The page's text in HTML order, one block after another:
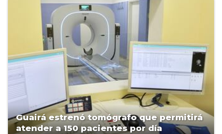
Guairá estrenó tomógrafo que permitirá
atender a 150 pacientes por día